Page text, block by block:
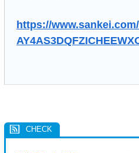
https://